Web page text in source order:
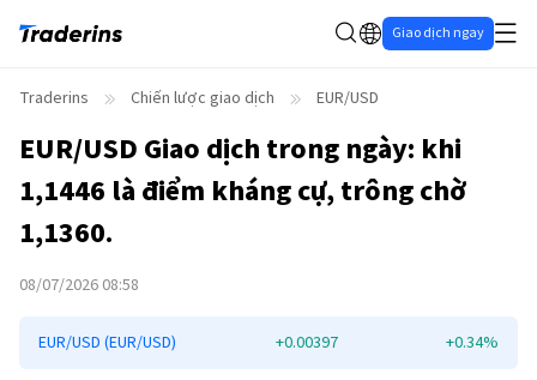
Giao dịch ngay
Traderins Chiến lược giao dịch EUR/USD
EUR/USD Giao dịch trong ngày: khi
1,1446 là điểm kháng cự, trông chờ
1,1360.
08/07/2026 08:58
EUR/USD (EUR/USD) +0.00397 +0.34%